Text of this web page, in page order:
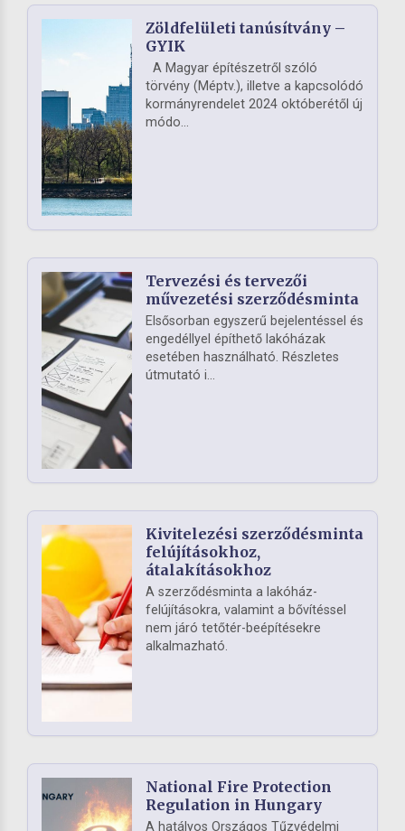
Zöldfelületi tanúsítvány –
GYIK
A Magyar építészetről szóló
törvény (Méptv.), illetve a kapcsolódó
kormányrendelet 2024 októberétől új
módo...
Tervezési és tervezői
művezetési szerződésminta
Elsősorban egyszerű bejelentéssel és
engedéllyel építhető lakóházak
esetében használható. Részletes
útmutató i...
Kivitelezési szerződésminta
felújításokhoz,
átalakításokhoz
A szerződésminta a lakóház-
felújításokra, valamint a bővítéssel
nem járó tetőtér-beépítésekre
alkalmazható.
National Fire Protection
Regulation in Hungary
A hatályos Országos Tűzvédelmi